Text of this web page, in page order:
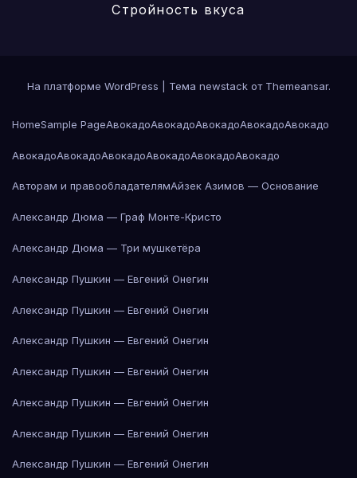
Стройность вкуса
На платформе WordPress Тема newstack от Themeansar.
HomeSample PageАвокадоАвокадоАвокадоАвокадоАвокадо
АвокадоАвокадоАвокадоАвокадоАвокадоАвокадо
Авторам и правообладателямАйзек Азимов — Основание
Александр Дюма — Граф Монте-Кристо
Александр Дюма — Три мушкетёра
Александр Пушкин — Евгений Онегин
Александр Пушкин — Евгений Онегин
Александр Пушкин — Евгений Онегин
Александр Пушкин — Евгений Онегин
Александр Пушкин — Евгений Онегин
Александр Пушкин — Евгений Онегин
Александр Пушкин — Евгений Онегин